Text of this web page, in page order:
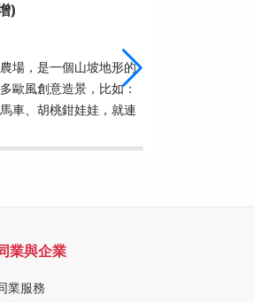
)
場，是一個山坡地形的
歐風創意造景，比如：
車、胡桃鉗娃娃，就連
業與企業
業服務